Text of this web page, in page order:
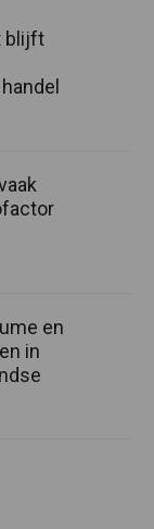
blijft
en
in